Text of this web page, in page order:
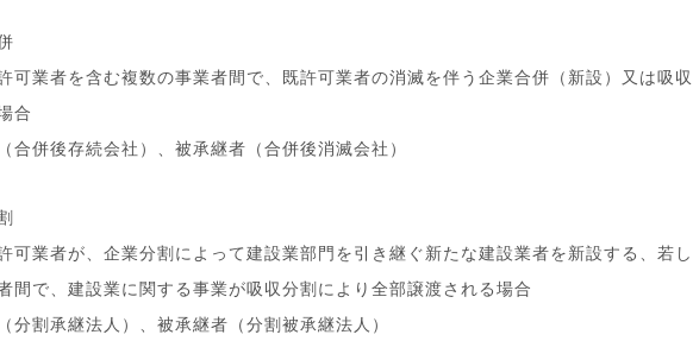
可業者を含む複数の事業者間で、既許可業者の消滅を伴う企業合併（新設）又は吸収
合
合併後存続会社）、被承継者（合併後消滅会社）
可業者が、企業分割によって建設業部門を引き継ぐ新たな建設業者を新設する、若し
間で、建設業に関する事業が吸収分割により全部譲渡される場合
分割承継法人）、被承継者（分割被承継法人）